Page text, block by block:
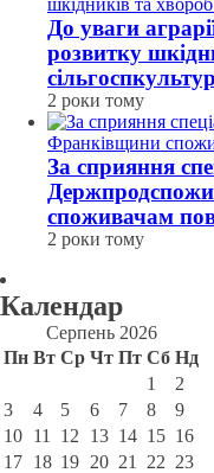
До уваги
розвитку
2 роки тому
За сприяння
споживачам
2 роки тому
Календар
Серпень 2026
Пн Вт Ср Чт Пт Сб Нд
1
2
3
4 5 6 7 8
9
10 11 12 13 14 15 16
17 18 19 20 21 22 23